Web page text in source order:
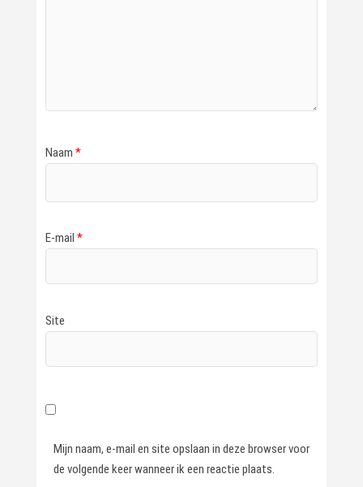
Naam *
E-mail *
Site
Mijn naam, e-mail en site opslaan in deze browser voor
de volgende keer wanneer ik een reactie plaats.